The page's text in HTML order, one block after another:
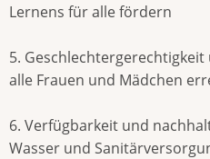
Lernens für alle fördern
5.
alle Frauen und Mädchen
6. Verfügbarkeit und
Wasser und